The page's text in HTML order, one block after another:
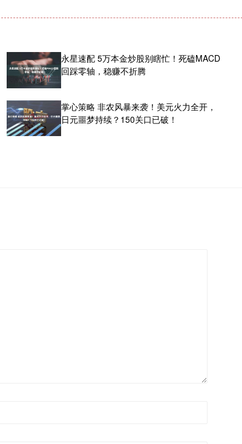
永星速配 5万本金炒股别瞎忙！死磕MACD
回踩零轴，稳赚不折腾
掌心策略 非农风暴来袭！美元火力全开，
日元噩梦持续？150关口已破！